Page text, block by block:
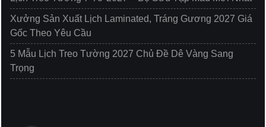
Xưởng Sản Xuất Lịch Laminated, Tráng Gương 2027 Giá
Gốc Theo Yêu Cầu
5 Mẫu Lịch Treo Tường 2027 Chủ Đề Dê Vàng Sang
Trọng